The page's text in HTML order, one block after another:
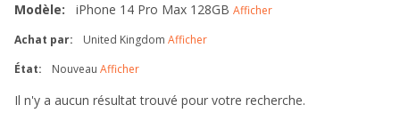
Modèle: iPhone 14 Pro Max 128GB Afficher
Achat par:
United Kingdom Afficher
État:
Nouveau Afficher
Il n'y a aucun résultat trouvé pour votre recherche.